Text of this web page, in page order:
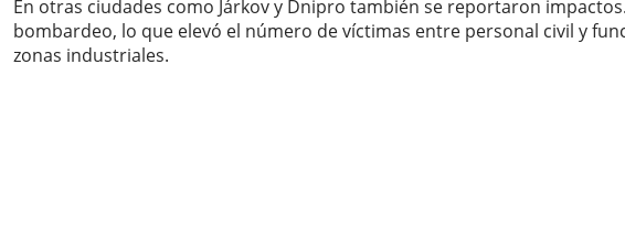
En otras ciudades como Járkov y Dnipro también se reportaron
bombardeo, lo que elevó el número de víctimas entre personal civil y
zonas industriales.